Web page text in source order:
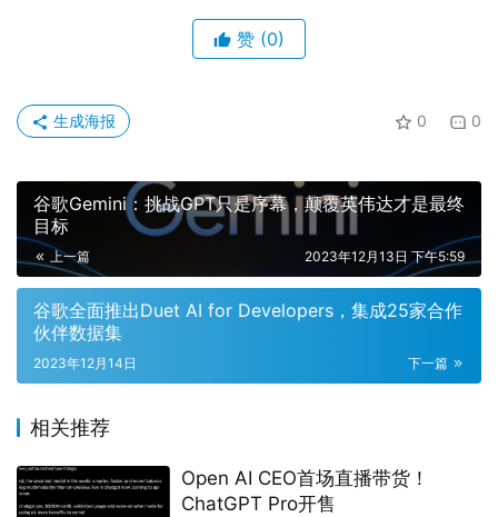
赞 (0)
0 0
生成海报
谷歌Gemini：挑战GPT只是序幕，颠覆英伟达才是最终
目标
上一篇 2023年12月13日 下午5:59
谷歌全面推出Duet AI for Developers，集成25家合作
伙伴数据集
下一篇
2023年12月14日
相关推荐
Open AI CEO首场直播带货！
ChatGPT Pro开售